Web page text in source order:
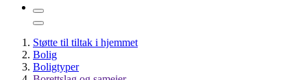
Støtte til tiltak i hjemmet
Bolig
Boligtyper